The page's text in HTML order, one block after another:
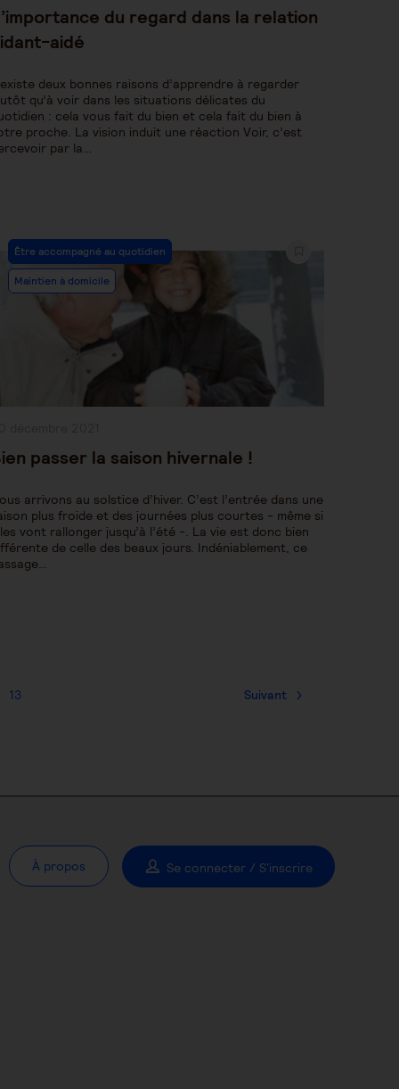
du regard dans la relation
aidé
deux bonnes raisons d’apprendre à regarder
qu’à voir dans les situations délicates du
: cela vous fait du bien et cela fait du bien à
proche. La vision induit une réaction Voir, c’est
par la…
Post
Category:
Être accompagné au quotidien
Maintien à domicile
passer la saison hivernale !
arrivons au solstice d’hiver. C’est l’entrée dans une
plus froide et des journées plus courtes - même si
vont rallonger jusqu’à l’été -. La vie est donc bien
de celle des beaux jours. Indéniablement, ce
13 Suivant
À propos Se connecter / S'inscrire